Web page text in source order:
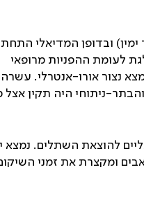
ובדופן המדיאלי
לעומת ההפניות מרופאי
נצור אורו-אנטרלי. עשרה
ניתוחי היה תקין אצל
להוצאת השתלים. נמצא
ומקצרת את זמני